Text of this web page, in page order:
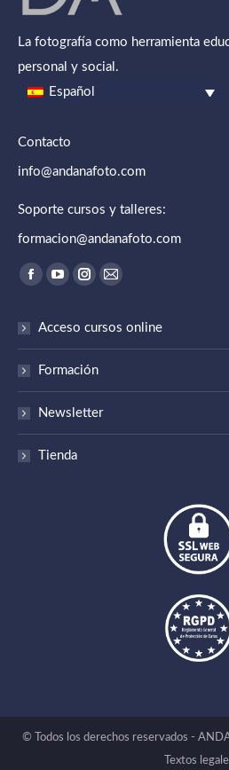
La fotografía como herramienta
personal y social.
Español
Contacto
info@andanafoto.com
Soporte cursos y talleres:
formacion@andanafoto.com
Encuéntranos en:
Abrir enlace en una nueva
Abrir enlace en una nueva
Abrir enlace en una
Abrir enlace en una
Acceso cursos online
Formación
Newsletter
Tienda
© Todos los derechos reservados -
Textos